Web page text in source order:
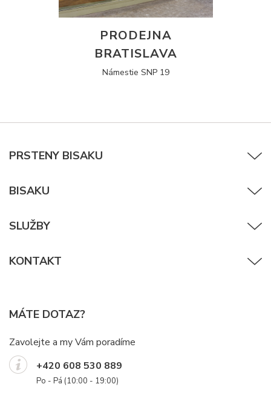
PRODEJNA
BRATISLAVA
Námestie SNP 19
PRSTENY BISAKU
BISAKU
SLUŽBY
KONTAKT
MÁTE DOTAZ?
Zavolejte a my Vám poradíme
+420 608 530 889
Po - Pá (10:00 - 19:00)